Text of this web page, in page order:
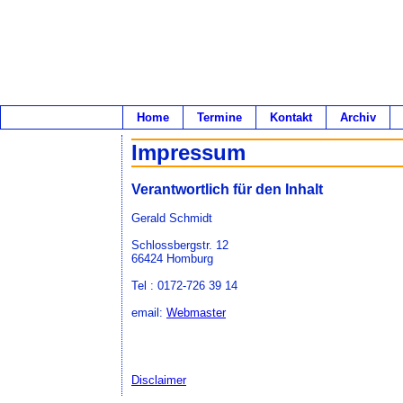
Home Termine Kontakt Archiv
Impressum
Verantwortlich für den Inhalt
Gerald Schmidt
Schlossbergstr. 12
66424 Homburg
Tel : 0172-726 39 14
email: Webmaster
Disclaimer